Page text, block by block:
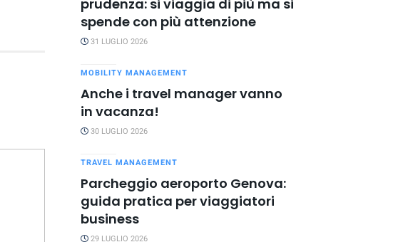
prudenza: si viaggia di più ma si
spende con più attenzione
31 LUGLIO 2026
MOBILITY MANAGEMENT
Anche i travel manager vanno
in vacanza!
30 LUGLIO 2026
TRAVEL MANAGEMENT
Parcheggio aeroporto Genova:
guida pratica per viaggiatori
business
29 LUGLIO 2026